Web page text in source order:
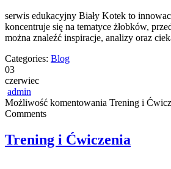
serwis edukacyjny Biały Kotek to
koncentruje się na tematyce żłobków,
można znaleźć inspiracje, analizy oraz
Categories: Blog
03
czerwiec
admin
Możliwość komentowania Trening i
Comments
Trening i Ćwiczenia